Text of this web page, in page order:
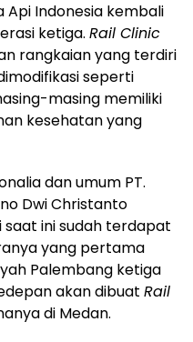
Api Indonesia kembali
ketiga. Rail Clinic
rangkaian yang terdiri
seperti
masing memiliki
kesehatan yang
dan umum PT.
Dwi Christanto
ini sudah terdapat
yang pertama
Palembang ketiga
akan dibuat Rail
di Medan.